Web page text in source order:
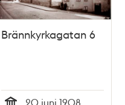
Brännkyrkagatan 6
20 juni 1908